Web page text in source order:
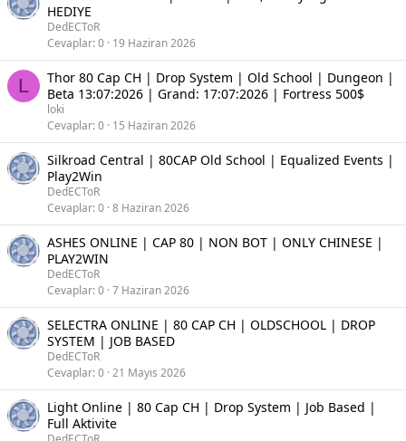
HEDIYE
DedECToR
Cevaplar 0 19 Haziran 2026
L
Thor 80 Cap CH | Drop System | Old School | Dungeon |
Beta 13:07:2026 | Grand: 17:07:2026 | Fortress 500$
loki
Cevaplar 0 15 Haziran 2026
Silkroad Central | 80CAP Old School | Equalized Events |
Play2Win
DedECToR
Cevaplar 0 8 Haziran 2026
ASHES ONLINE | CAP 80 | NON BOT | ONLY CHINESE |
PLAY2WIN
DedECToR
Cevaplar 0 7 Haziran 2026
SELECTRA ONLINE | 80 CAP CH | OLDSCHOOL | DROP
SYSTEM | JOB BASED
DedECToR
Cevaplar 0 21 Mayıs 2026
Light Online | 80 Cap CH | Drop System | Job Based |
Full Aktivite